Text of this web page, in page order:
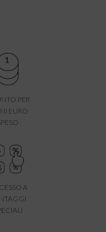
PER
EURO
A